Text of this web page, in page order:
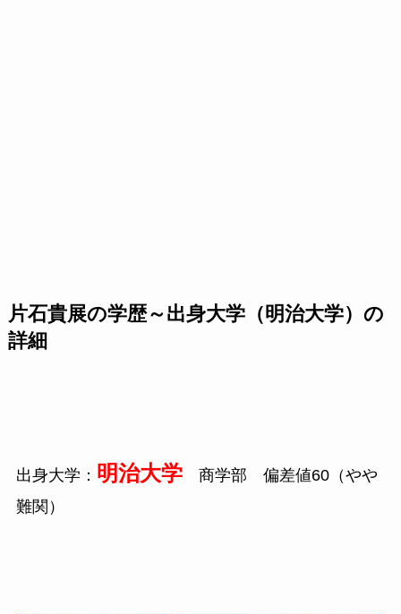
片石貴展の学歴～出身大学（明治大学）の
詳細
出身大学： 明治大学商学部 偏差値60（やや
難関）